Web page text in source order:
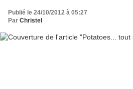
Publié le 24/10/2012 à 05:27
Par Christel